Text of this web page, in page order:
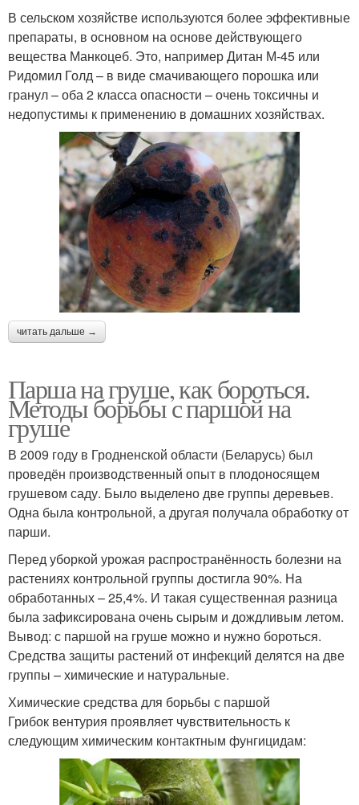
В сельском хозяйстве используются более эффективные
препараты, в основном на основе действующего
вещества Манкоцеб. Это, например Дитан М-45 или
Ридомил Голд – в виде смачивающего порошка или
гранул – оба 2 класса опасности – очень токсичны и
недопустимы к применению в домашних хозяйствах.
читать дальше →
Парша на груше, как бороться.
Методы борьбы с паршой на
груше
В 2009 году в Гродненской области (Беларусь) был
проведён производственный опыт в плодоносящем
грушевом саду. Было выделено две группы деревьев.
Одна была контрольной, а другая получала обработку от
парши.
Перед уборкой урожая распространённость болезни на
растениях контрольной группы достигла 90%. На
обработанных – 25,4%. И такая существенная разница
была зафиксирована очень сырым и дождливым летом.
Вывод: с паршой на груше можно и нужно бороться.
Средства защиты растений от инфекций делятся на две
группы – химические и натуральные.
Химические средства для борьбы с паршой
Грибок вентурия проявляет чувствительность к
следующим химическим контактным фунгицидам: